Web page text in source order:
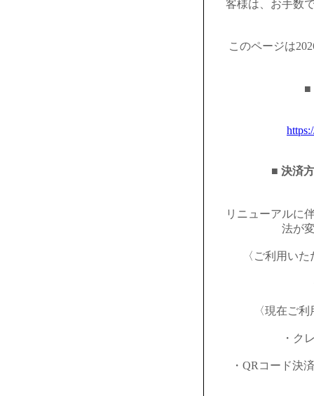
客様は、お手数
このページは
■
■ 決済
リニューアルに
法が
〈ご利用い
〈現在ご
・ク
・QRコード決